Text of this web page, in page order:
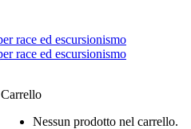
Carrello
Nessun prodotto nel carrello.